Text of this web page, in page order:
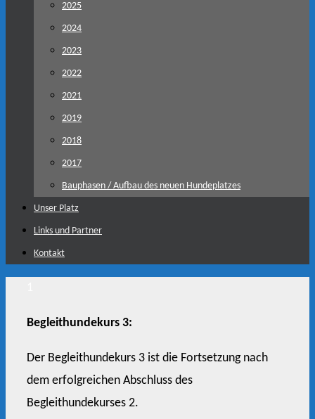
2025
2024
2023
2022
2021
2019
2018
2017
Bauphasen / Aufbau des neuen Hundeplatzes
Unser Platz
Links und Partner
Kontakt
Begleithundekurs 3:
Der Begleithundekurs 3 ist die Fortsetzung nach
dem erfolgreichen Abschluss des
Begleithundekurses 2.